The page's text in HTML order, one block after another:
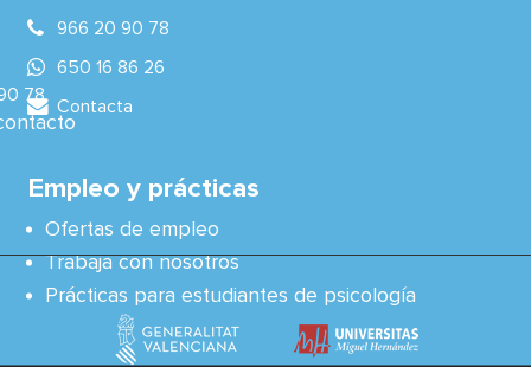
966 20 90 78
650 16 86 26
Contacta
Empleo y prácticas
Ofertas de empleo
Trabaja con nosotros
Prácticas para estudiantes de psicología
78